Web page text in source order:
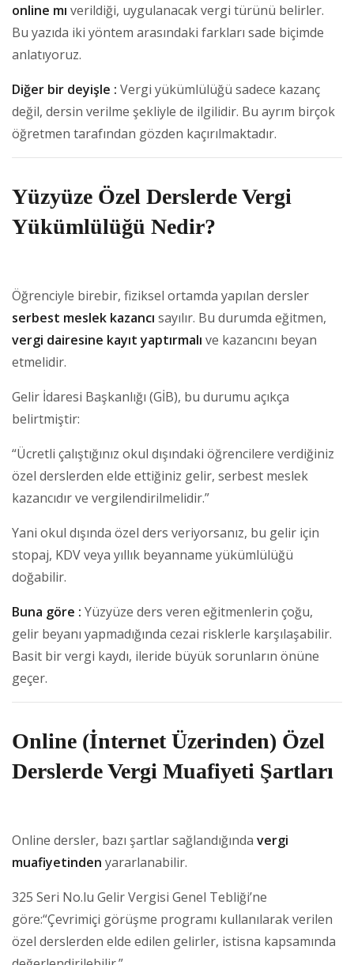
online mı verildiği, uygulanacak vergi türünü belirler.
Bu yazıda iki yöntem arasındaki farkları sade biçimde
anlatıyoruz.
Diğer bir deyişle : Vergi yükümlülüğü sadece kazanç
değil, dersin verilme şekliyle de ilgilidir. Bu ayrım birçok
öğretmen tarafından gözden kaçırılmaktadır.
Yüzyüze Özel Derslerde Vergi
Yükümlülüğü Nedir?
Öğrenciyle birebir, fiziksel ortamda yapılan dersler
serbest meslek kazancı sayılır. Bu durumda eğitmen,
vergi dairesine kayıt yaptırmalı ve kazancını beyan
etmelidir.
Gelir İdaresi Başkanlığı (GİB), bu durumu açıkça
belirtmiştir:
“Ücretli çalıştığınız okul dışındaki öğrencilere verdiğiniz
özel derslerden elde ettiğiniz gelir, serbest meslek
kazancıdır ve vergilendirilmelidir.”
Yani okul dışında özel ders veriyorsanız, bu gelir için
stopaj, KDV veya yıllık beyanname yükümlülüğü
doğabilir.
Buna göre : Yüzyüze ders veren eğitmenlerin çoğu,
gelir beyanı yapmadığında cezai risklerle karşılaşabilir.
Basit bir vergi kaydı, ileride büyük sorunların önüne
geçer.
Online (İnternet Üzerinden) Özel
Derslerde Vergi Muafiyeti Şartları
Online dersler, bazı şartlar sağlandığında vergi
muafiyetinden yararlanabilir.
325 Seri No.lu Gelir Vergisi Genel Tebliği’ne
göre:“Çevrimiçi görüşme programı kullanılarak verilen
özel derslerden elde edilen gelirler, istisna kapsamında